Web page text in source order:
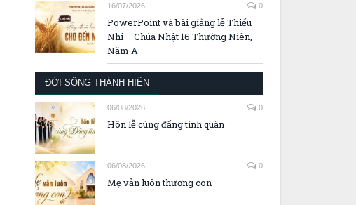
16/07/2026 0
PowerPoint và bài giảng lễ Thiếu
Nhi – Chúa Nhật 16 Thường Niên,
Năm A
ĐỜI SỐNG THÁNH HIẾN
06/08/2026 0
Hôn lễ cùng đấng tình quân
06/08/2026 0
Mẹ vẫn luôn thương con